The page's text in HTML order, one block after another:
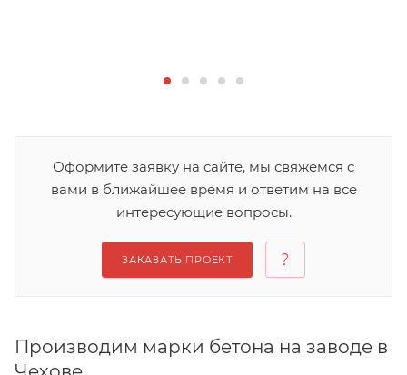
Оформите заявку на сайте, мы свяжемся с
вами в ближайшее время и ответим на все
интересующие вопросы.
ЗАКАЗАТЬ ПРОЕКТ
Производим марки бетона на заводе в